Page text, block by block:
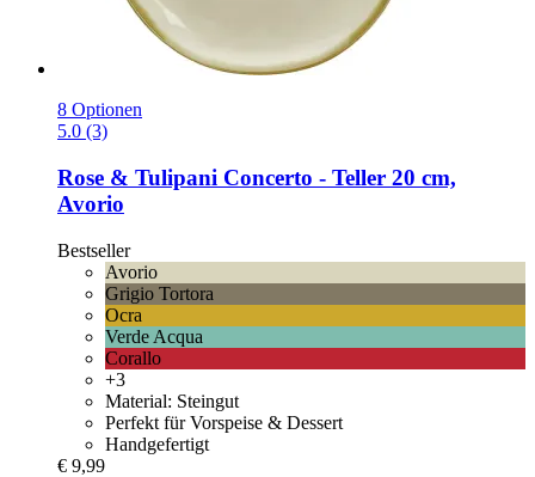
8 Optionen
5.0 (3)
Rose & Tulipani Concerto -​ Teller 20 cm,
Avorio
Bestseller
Avorio
Grigio Tortora
Ocra
Verde Acqua
Corallo
+3
Material: Steingut
Perfekt für Vorspeise & Dessert
Handgefertigt
€ 9,99